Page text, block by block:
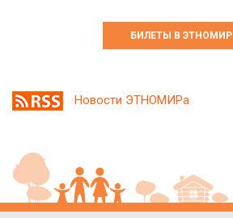
БИЛЕТЫ В ЭТНОМИР
Новости ЭТНОМИРа